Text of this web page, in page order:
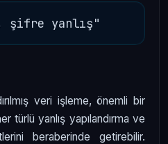
veri işleme, önemli bir
türlü yanlış yapılandırma ve
beraberinde getirebilir.